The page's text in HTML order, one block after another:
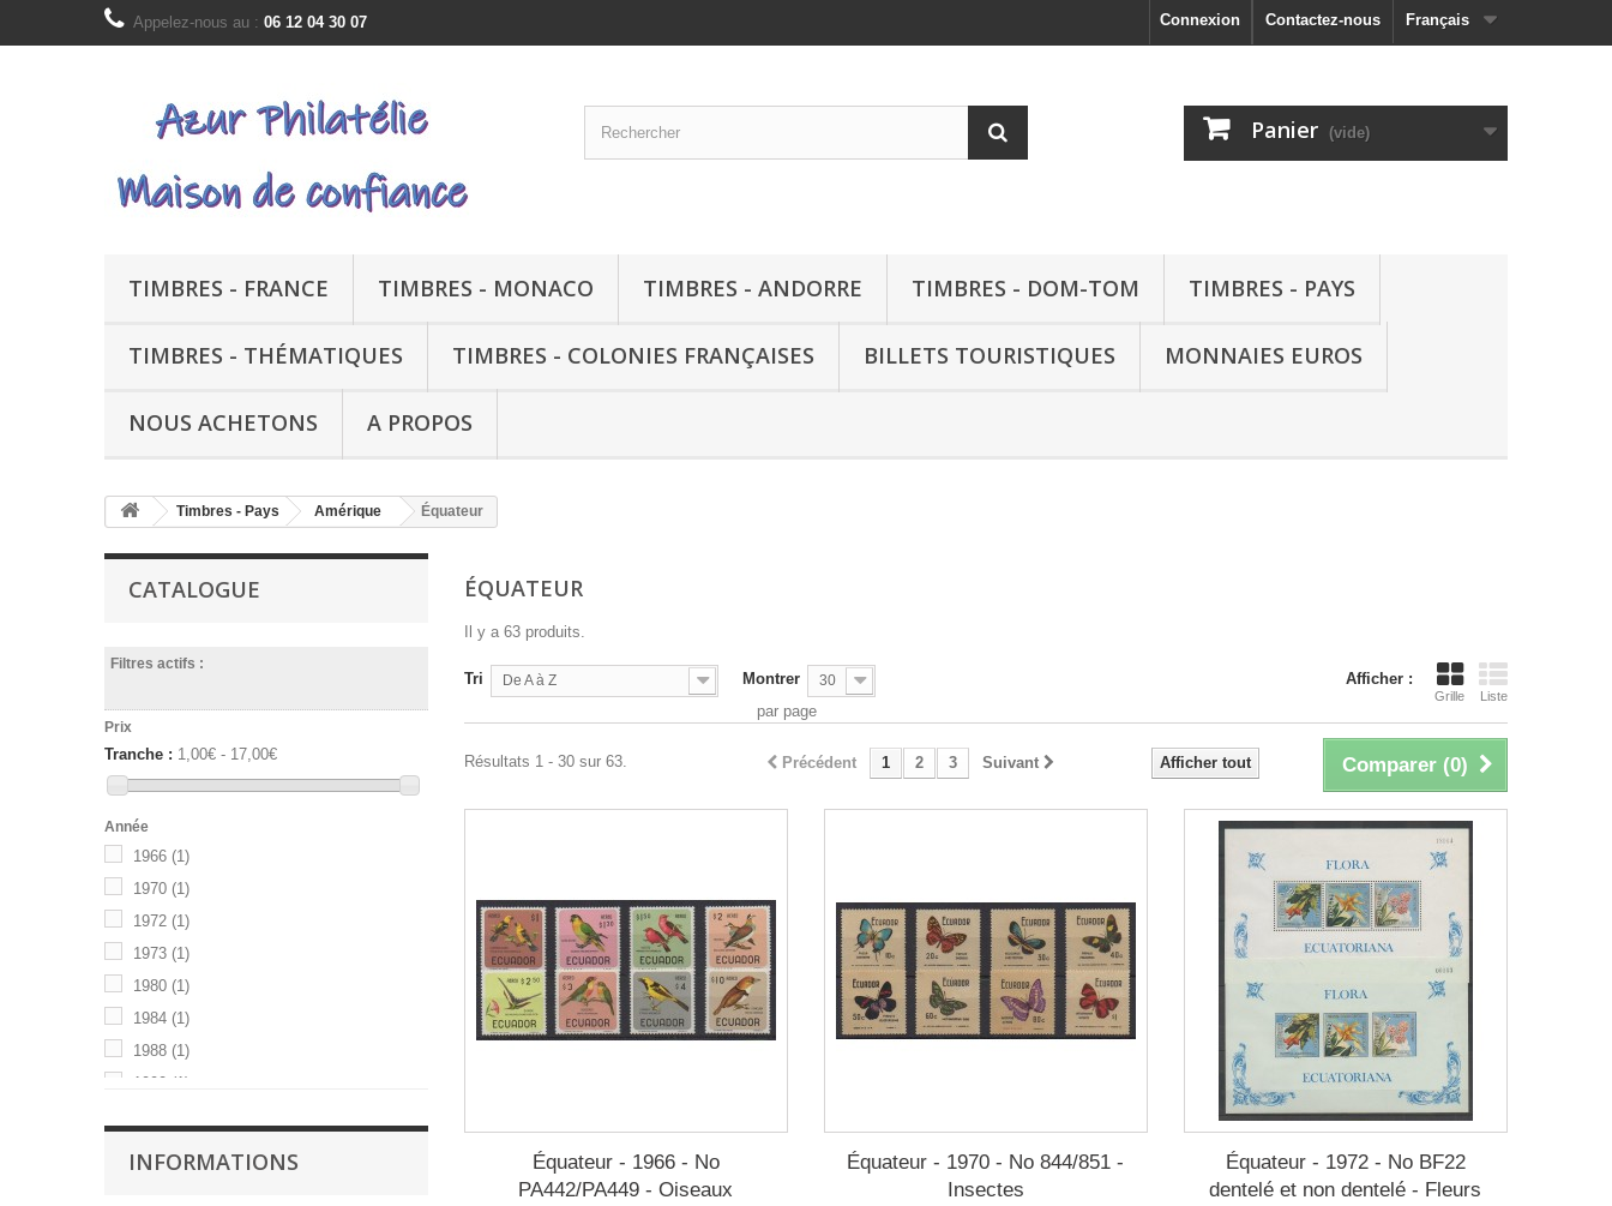
Français
Contactez-nous
Appelez-nous au : 06 12 04 30 07 Connexion
Panier (vide)
TIMBRES - FRANCE TIMBRES - MONACO TIMBRES - ANDORRE TIMBRES - DOM-TOM TIMBRES - PAYS
TIMBRES - THÉMATIQUES TIMBRES - COLONIES FRANÇAISES BILLETS TOURISTIQUES MONNAIES EUROS
NOUS ACHETONS A PROPOS
Timbres - Pays Amérique Équateur
CATALOGUE
Filtres actifs :
Prix
Tranche : 1,00€ - 17,00€
Année
1966 (1)
1970 (1)
1972 (1)
1973 (1)
1980 (1)
1984 (1)
1988 (1)
1990 (1)
INFORMATIONS
ÉQUATEUR
Il y a 63 produits.
Afficher :
Grille Liste
Tri De A à Z Montrer 30
par page
Comparer (0)
Afficher tout
Précédent 1 2 3 Suivant
Résultats 1 - 30 sur 63.
Équateur - 1966 - No
PA442/PA449 - Oiseaux
Équateur - 1970 - No 844/851 -
Insectes
Équateur - 1972 - No BF22
dentelé et non dentelé - Fleurs